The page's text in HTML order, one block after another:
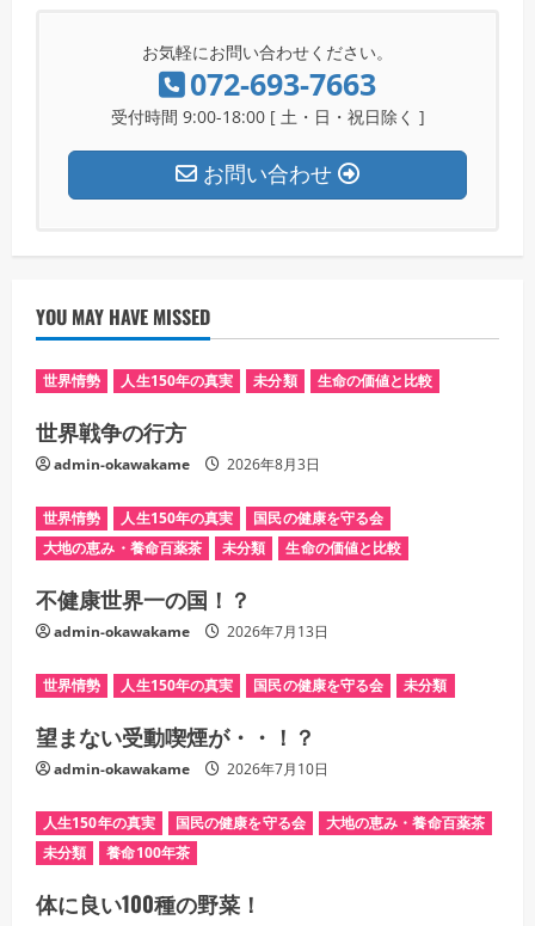
お気軽にお問い合わせください。
072-693-7663
受付時間 9:00-18:00 [ 土・日・祝日除く ]
お問い合わせ
YOU MAY HAVE MISSED
世界情勢 人生150年の真実 未分類 生命の価値と比較
世界戦争の行方
admin-okawakame 2026年8月3日
世界情勢 人生150年の真実
国民の健康を守る会
大地の恵み・養命百薬茶
未分類 生命の価値と比較
不健康世界一の国！？
admin-okawakame 2026年7月13日
世界情勢 人生150年の真実 国民の健康を守る会 未分類
望まない受動喫煙が・・！？
admin-okawakame 2026年7月10日
人生150年の真実 国民の健康を守る会
大地の恵み・養命百薬茶
未分類
養命100年茶
体に良い100種の野菜！